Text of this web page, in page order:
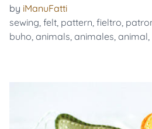
by iManuFatti
sewing, felt, pattern, fieltro,
buho, animals, animales, animal,